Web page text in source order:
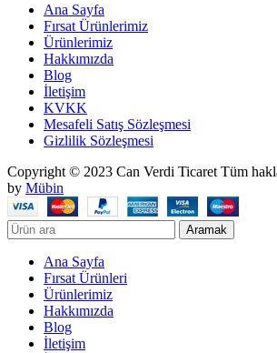
Ana Sayfa
Fırsat Ürünlerimiz
Ürünlerimiz
Hakkımızda
Blog
İletişim
KVKK
Mesafeli Satış Sözleşmesi
Gizlilik Sözleşmesi
Copyright © 2023 Can Verdi Ticaret Tüm
by Mübin
Aramak
Ana Sayfa
Fırsat Ürünleri
Ürünlerimiz
Hakkımızda
Blog
İletişim